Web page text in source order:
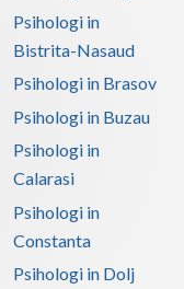
Psihologi in
Bistrita-Nasaud
Psihologi in Brasov
Psihologi in Buzau
Psihologi in
Calarasi
Psihologi in
Constanta
Psihologi in Dolj